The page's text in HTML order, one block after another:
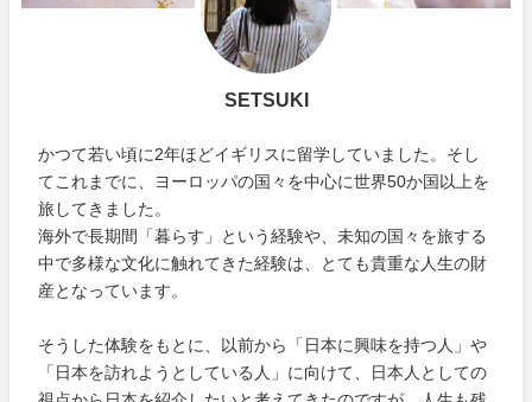
SETSUKI
かつて若い頃に2年ほどイギリスに留学していました。そし
てこれまでに、ヨーロッパの国々を中心に世界50か国以上を
旅してきました。
海外で長期間「暮らす」という経験や、未知の国々を旅する
中で多様な文化に触れてきた経験は、とても貴重な人生の財
産となっています。
そうした体験をもとに、以前から「日本に興味を持つ人」や
「日本を訪れようとしている人」に向けて、日本人としての